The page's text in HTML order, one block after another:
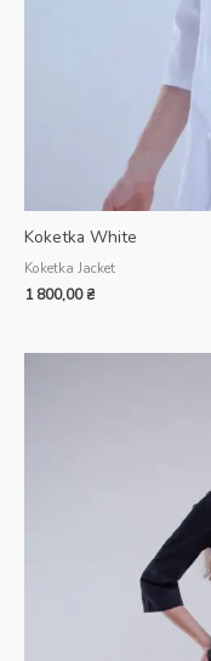
Koketka White
Koketka Jacket
1 800,00₴